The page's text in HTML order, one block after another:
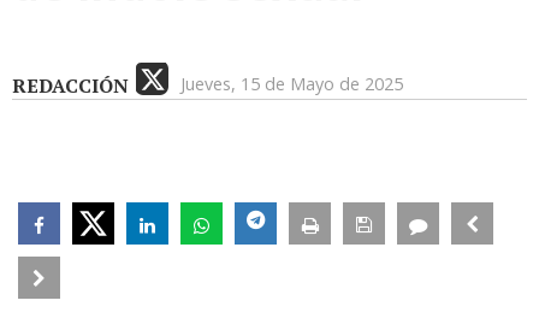
REDACCIÓN Jueves, 15 de Mayo de 2025